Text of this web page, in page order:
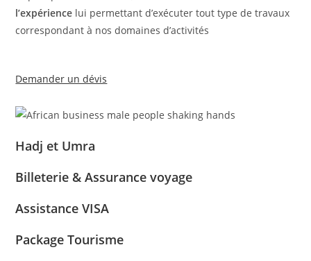
l’expérience lui permettant d’exécuter tout type de travaux
correspondant à nos domaines d’activités
Demander un dévis
Hadj et Umra
Billeterie & Assurance voyage
Assistance VISA
Package Tourisme